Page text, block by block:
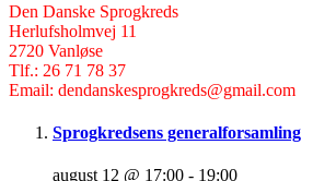
Den Danske Sprogkreds
Herlufsholmvej 11
2720 Vanløse
Tlf.: 26 71 78 37
Email: dendanskesprogkreds@gmail.com
Sprogkredsens generalforsamling
august 12 @ 17:00 - 19:00